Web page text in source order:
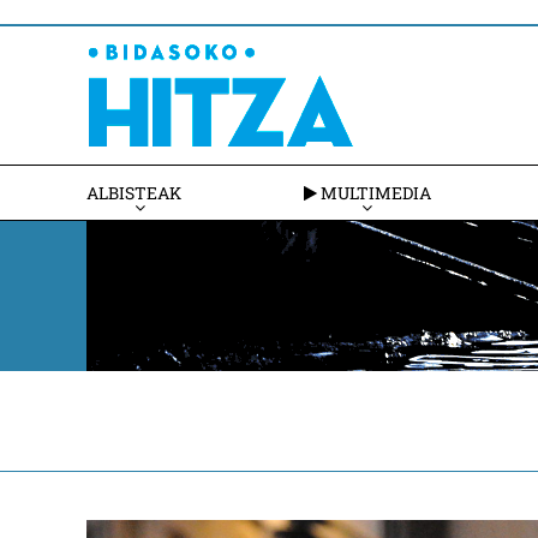
ALBISTEAK MULTIMEDIA